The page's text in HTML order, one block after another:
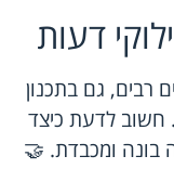
דעות
רבים, גם בתכנון
חשוב לדעת כיצד
בונה ומכבדת. 🤝